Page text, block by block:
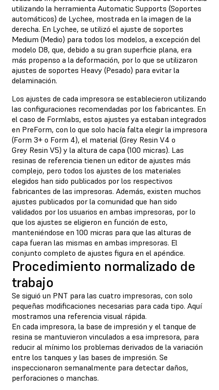
utilizando la herramienta Automatic Supports (Soportes
automáticos) de Lychee, mostrada en la imagen de la
derecha. En Lychee, se utilizó el ajuste de soportes
Medium (Medio) para todos los modelos, a excepción del
modelo D8, que, debido a su gran superficie plana, era
más propenso a la deformación, por lo que se utilizaron
ajustes de soportes Heavy (Pesado) para evitar la
delaminación.
Los ajustes de cada impresora se establecieron utilizando
las configuraciones recomendadas por los fabricantes. En
el caso de Formlabs, estos ajustes ya estaban integrados
en PreForm, con lo que solo hacía falta elegir la impresora
(Form 3+ o Form 4), el material (Grey Resin V4 o
Grey Resin V5) y la altura de capa (100 micras). Las
resinas de referencia tienen un editor de ajustes más
complejo, pero todos los ajustes de los materiales
elegidos han sido publicados por los respectivos
fabricantes de las impresoras. Además, existen muchos
ajustes publicados por la comunidad que han sido
validados por los usuarios en ambas impresoras, por lo
que los ajustes se eligieron en función de esto,
manteniéndose en 100 micras para que las alturas de
capa fueran las mismas en ambas impresoras. El
conjunto completo de ajustes figura en el apéndice.
Procedimiento normalizado de
trabajo
Se siguió un PNT para las cuatro impresoras, con solo
pequeñas modificaciones necesarias para cada tipo. Aquí
mostramos una referencia visual rápida.
En cada impresora, la base de impresión y el tanque de
resina se mantuvieron vinculados a esa impresora, para
reducir al mínimo los problemas derivados de la variación
entre los tanques y las bases de impresión. Se
inspeccionaron semanalmente para detectar daños,
perforaciones o manchas.